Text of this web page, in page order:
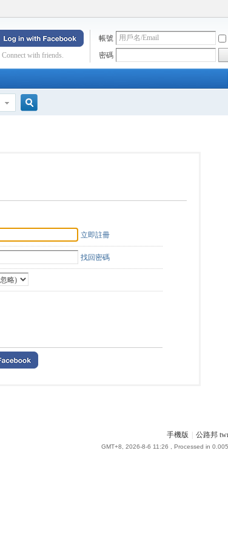
帳號
密碼
Connect with friends.
立即註冊
找回密碼
手機版 公路邦
GMT+8, 2026-8-6 11:26 , Processed in